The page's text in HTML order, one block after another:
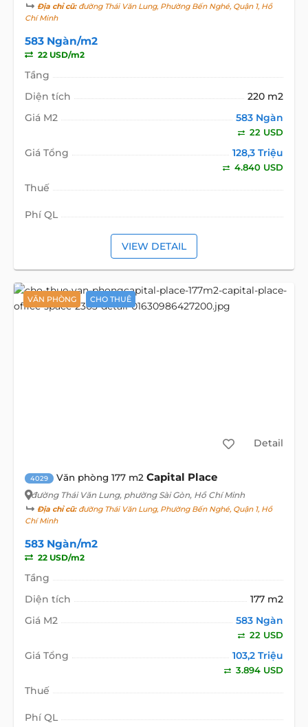
Địa chỉ cũ:đường Thái Văn Lung, Phường Bến Nghé, Quận 1, Hồ
Chí Minh
583 Ngàn/m2
22 USD/m2
Tầng
Diện tích
220 m2
Giá M2
583 Ngàn
22 USD
Giá Tổng 128,3 Triệu
4.840 USD
Thuế
Phí QL
VIEW DETAIL
VĂN PHÒNG CHO THUÊ
Detail
4029 Văn phòng 177 m2 Capital Place
đường Thái Văn Lung, phường Sài Gòn, Hồ Chí Minh
Địa chỉ cũ:đường Thái Văn Lung, Phường Bến Nghé, Quận 1, Hồ
Chí Minh
583 Ngàn/m2
22 USD/m2
Tầng
Diện tích
177 m2
Giá M2
583 Ngàn
22 USD
Giá Tổng 103,2 Triệu
3.894 USD
Thuế
Phí QL